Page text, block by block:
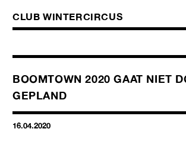
BOOMTOWN 2020 GAAT NIET
GEPLAND
16.04.2020
CLUB WINTERCIRCUS